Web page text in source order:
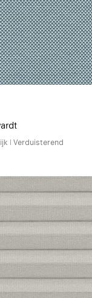
| Verduisterend